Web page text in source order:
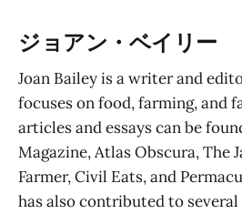
ジョアン・ベイリー
Joan Bailey is a writer and
focuses on food, farming, and
articles and essays can be
Magazine, Atlas Obscura, The
Farmer, Civil Eats, and
has also contributed to